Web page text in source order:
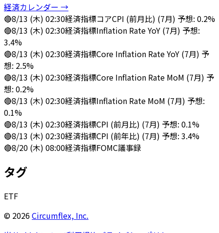
経済カレンダー →
🔴8/13 (木) 02:30経済指標コアCPI (前月比) (7月) 予想: 0.2%
🔴8/13 (木) 02:30経済指標Inflation Rate YoY (7月) 予想:
3.4%
🔴8/13 (木) 02:30経済指標Core Inflation Rate YoY (7月) 予
想: 2.5%
🔴8/13 (木) 02:30経済指標Core Inflation Rate MoM (7月) 予
想: 0.2%
🔴8/13 (木) 02:30経済指標Inflation Rate MoM (7月) 予想:
0.1%
🔴8/13 (木) 02:30経済指標CPI (前月比) (7月) 予想: 0.1%
🔴8/13 (木) 02:30経済指標CPI (前年比) (7月) 予想: 3.4%
🔴8/20 (木) 08:00経済指標FOMC議事録
タグ
ETF
© 2026Circumflex, Inc.